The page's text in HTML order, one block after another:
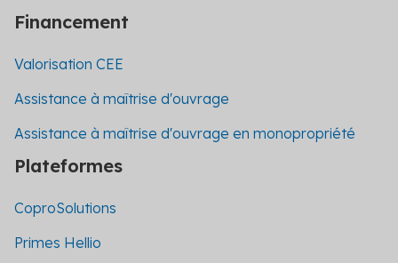
Financement
Valorisation CEE
Assistance à maîtrise d'ouvrage
Assistance à maîtrise d'ouvrage en monopropriété
Plateformes
CoproSolutions
Primes Hellio